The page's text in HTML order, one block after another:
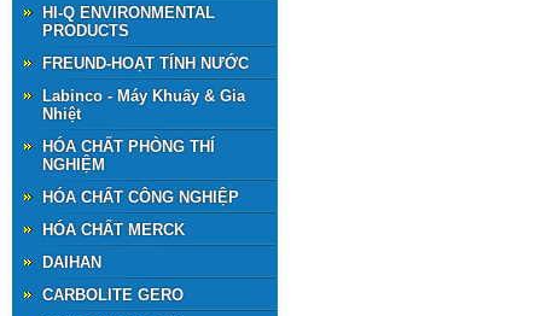
HI-Q ENVIRONMENTAL
PRODUCTS
FREUND-HOẠT TÍNH NƯỚC
Labinco - Máy Khuấy & Gia
Nhiệt
HÓA CHẤT PHÒNG THÍ
NGHIỆM
HÓA CHẤT CÔNG NGHIỆP
HÓA CHẤT MERCK
DAIHAN
CARBOLITE GERO